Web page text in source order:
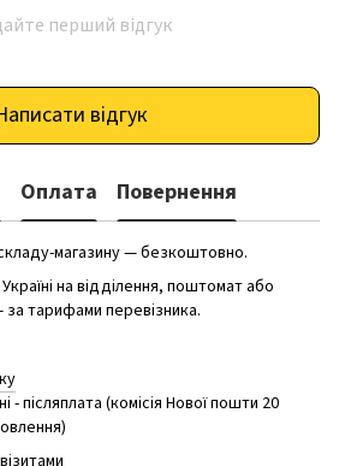
перший відгук
відгук
Оплата Повернення
магазину — безкоштовно.
на відділення, поштомат або
тарифами перевізника.
- післяплата (комісія Нової пошти 20